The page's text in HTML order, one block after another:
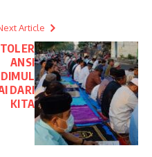
Article
TOLER
ANSI
DIMUL
DARI
KITA